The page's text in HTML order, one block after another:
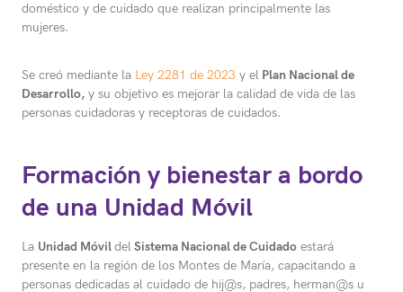
doméstico y de cuidado que realizan principalmente las
mujeres.
Se creó mediante la Ley 2281 de 2023 y el Plan Nacional de
Desarrollo, y su objetivo es mejorar la calidad de vida de las
personas cuidadoras y receptoras de cuidados.
Formación y bienestar a bordo
de una Unidad Móvil
La Unidad MóvildelSistema Nacional de Cuidado estará
presente en la región de los Montes de María, capacitando a
personas dedicadas al cuidado de hij@s, padres, herman@s u